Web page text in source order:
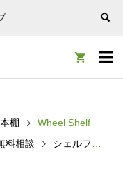


棚
Wheel Shelf
料相談
シェルフ／本棚